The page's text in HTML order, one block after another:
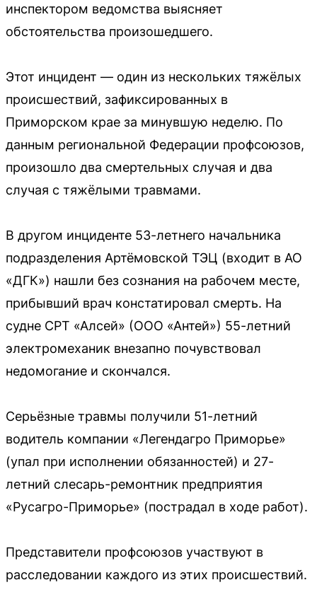
инспектором ведомства выясняет
обстоятельства произошедшего.
Этот инцидент — один из нескольких тяжёлых
происшествий, зафиксированных в
Приморском крае за минувшую неделю. По
данным региональной Федерации профсоюзов,
произошло два смертельных случая и два
случая с тяжёлыми травмами.
В другом инциденте 53-летнего начальника
подразделения Артёмовской ТЭЦ (входит в АО
«ДГК») нашли без сознания на рабочем месте,
прибывший врач констатировал смерть. На
судне СРТ «Алсей» (ООО «Антей») 55-летний
электромеханик внезапно почувствовал
недомогание и скончался.
Серьёзные травмы получили 51-летний
водитель компании «Легендагро Приморье»
(упал при исполнении обязанностей) и 27-
летний слесарь-ремонтник предприятия
«Русагро-Приморье» (пострадал в ходе работ).
Представители профсоюзов участвуют в
расследовании каждого из этих происшествий.